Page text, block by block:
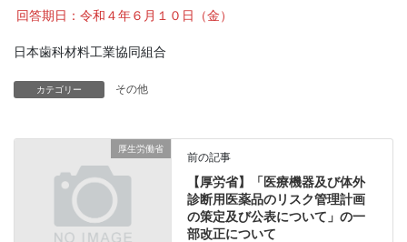
回答期日：令和４年６月１０日（金）
日本歯科材料工業協同組合
カテゴリー その他
厚生労働省
前の記事
【厚労省】「医療機器及び体外
診断用医薬品のリスク管理計画
の策定及び公表について」の一
部改正について